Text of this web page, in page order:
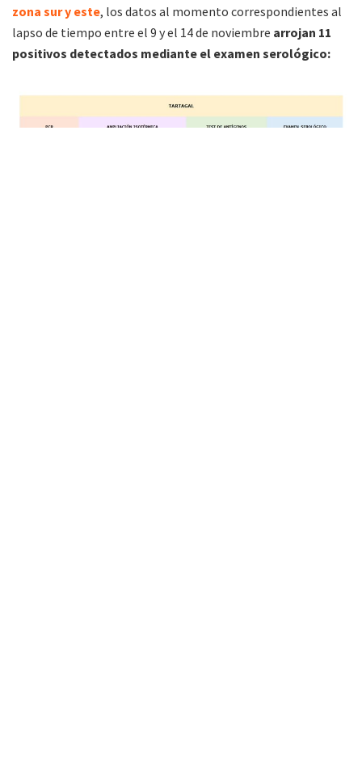
zona sur y este, los datos al momento correspondientes al
lapso de tiempo entre el 9 y el 14 de noviembre arrojan 11
positivos detectados mediante el examen serológico: